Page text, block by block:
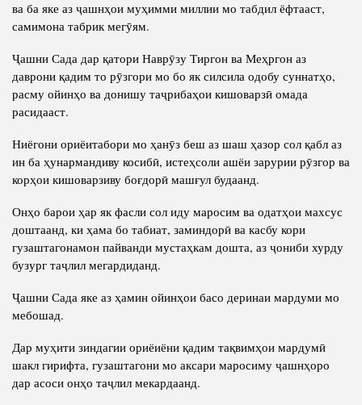
Салоҳият
Тарҷумаи ҳол
Китобҳо
Мақолаҳо
Хадамоти матбуот
ПРЕЗИДЕНТИ ҶУМҲУРИИ ТОҶИКИСТОН
Сохтори Институт
Роҳбарон ва кормандон
Таърихи роҳбарон
ва ба яке аз ҷашнҳои муҳимми миллии мо табдил ёфтааст,
самимона табрик мегӯям.
Ҷашни Сада дар қатори Наврӯзу Тиргон ва Меҳргон аз
даврони қадим то рӯзгори мо бо як силсила одобу суннатҳо,
расму ойинҳо ва донишу таҷрибаҳои кишоварзӣ омада
расидааст.
Ниёгони ориёитабори мо ҳанӯз беш аз шаш ҳазор сол қабл аз
ин ба ҳунармандиву косибӣ, истеҳсоли ашёи зарурии рӯзгор ва
корҳои кишоварзиву боғдорӣ машғул будаанд.
Онҳо барои ҳар як фасли сол иду маросим ва одатҳои махсус
доштаанд, ки ҳама бо табиат, заминдорӣ ва касбу кори
гузаштагонамон пайванди мустаҳкам дошта, аз ҷониби хурду
бузург таҷлил мегардиданд.
Ҷашни Сада яке аз ҳамин ойинҳои басо деринаи мардуми мо
мебошад.
Дар муҳити зиндагии ориёиёни қадим тақвимҳои мардумӣ
шакл гирифта, гузаштагони мо аксари маросиму ҷашнҳоро
дар асоси онҳо таҷлил мекардаанд.